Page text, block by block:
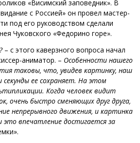
«Висимский заповедник». В
с Россией» он провел мастер-
под его руководством сделали
Чуковского «Федорино горе».
– с этого каверзного вопроса начал
аниматор. – Особенности нашего
таковы, что, увидев картинку, наш
секунды ее сохраняет. На этом
Когда человек видит
очень быстро сменяющих друг друга,
непрерывного движения, и картинка
впечатление достигается за